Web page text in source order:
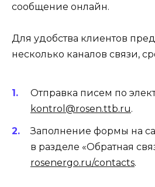
сообщение онлайн.
Для удобства клиентов
несколько каналов связи,
Отправка писем по
kontrol@rosen.ttb.ru.
Заполнение формы на
в разделе «Обратная
rosenergo.ru/contacts.